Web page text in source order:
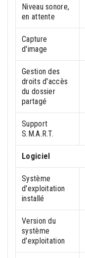
Niveau sonore,
en attente
Capture
d'image
Gestion des
droits d'accès
du dossier
partagé
Support
S.M.A.R.T.
Logiciel
Système
d'exploitation
installé
Version du
système
d'exploitation